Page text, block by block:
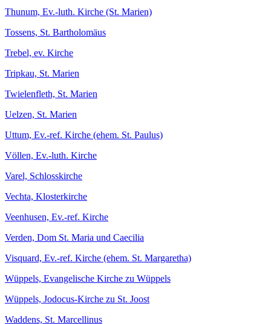
Thunum, Ev.-luth. Kirche (St. Marien)
Tossens, St. Bartholomäus
Trebel, ev. Kirche
Tripkau, St. Marien
Twielenfleth, St. Marien
Uelzen, St. Marien
Uttum, Ev.-ref. Kirche (ehem. St. Paulus)
Völlen, Ev.-luth. Kirche
Varel, Schlosskirche
Vechta, Klosterkirche
Veenhusen, Ev.-ref. Kirche
Verden, Dom St. Maria und Caecilia
Visquard, Ev.-ref. Kirche (ehem. St. Margaretha)
Wüppels, Evangelische Kirche zu Wüppels
Wüppels, Jodocus-Kirche zu St. Joost
Waddens, St. Marcellinus